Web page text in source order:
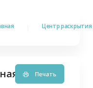
Центр
таможенная
Печать